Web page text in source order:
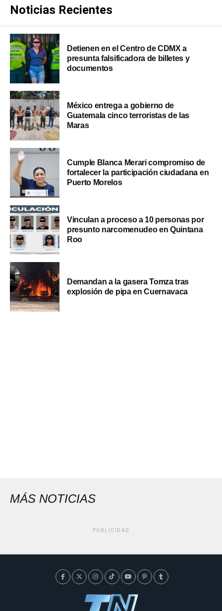
Noticias Recientes
Detienen en el Centro de CDMX a
presunta falsificadora de billetes y
documentos
México entrega a gobierno de
Guatemala cinco terroristas de las
Maras
Cumple Blanca Merari compromiso de
fortalecer la participación ciudadana en
Puerto Morelos
Vinculan a proceso a 10 personas por
presunto narcomenudeo en Quintana
Roo
Demandan a la gasera Tomza tras
explosión de pipa en Cuernavaca
MÁS NOTICIAS
PUBLICIDAD